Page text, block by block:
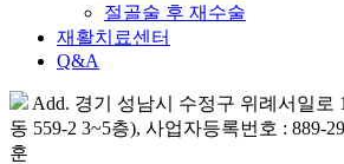
절골술 후 재수술
재활치료센터
Q&A
Add. 경기 성남시 수정구 위례서일로
동 559-2 3~5층), 사업자등록번호 : 889-
훈